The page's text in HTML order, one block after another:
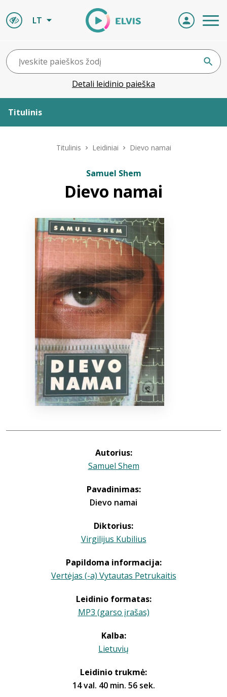
LT
Detali leidinio paieška
Titulinis
ELVIS atvyksta
Naujienos
Bibliotekoms
info@elvislab.lt
Titulinis Leidiniai Dievo namai
Samuel Shem
Dievo namai
Autorius:
Samuel Shem
Pavadinimas:
Dievo namai
Diktorius:
Virgilijus Kubilius
Papildoma informacija:
Vertėjas (-a) Vytautas Petrukaitis
Leidinio formatas:
MP3 (garso įrašas)
Kalba:
Lietuvių
Leidinio trukmė:
14 val. 40 min. 56 sek.